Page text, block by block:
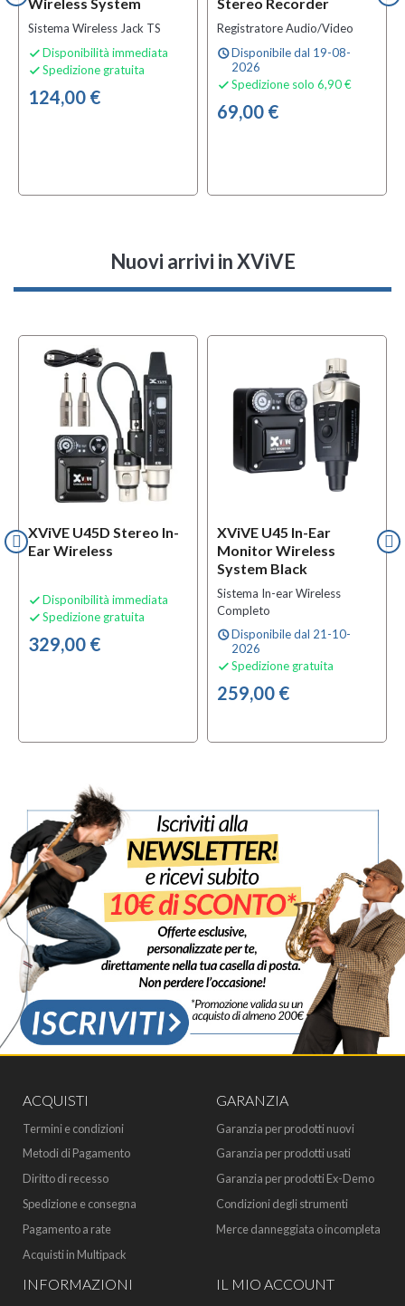
Sistema Wireless Jack TS
 Disponibilità immediata
 Spedizione gratuita
124,00 €
Registratore Audio/Video
scheduleDisponibile dal 19-08-
2026
 Spedizione solo 6,90 €
69,00 €
Nuovi arrivi in XViVE
XViVE U45D Stereo In-
Ear Wireless
 Disponibilità immediata
 Spedizione gratuita
329,00 €
XViVE U45 In-Ear
Monitor Wireless
System Black
Sistema In-ear Wireless
Completo
scheduleDisponibile dal 21-10-
2026
 Spedizione gratuita
259,00 €
ACQUISTI
Termini e condizioni
Metodi di Pagamento
Diritto di recesso
Spedizione e consegna
Pagamento a rate
Acquisti in Multipack
GARANZIA
Garanzia per prodotti nuovi
Garanzia per prodotti usati
Garanzia per prodotti Ex-Demo
Condizioni degli strumenti
Merce danneggiata o incompleta
INFORMAZIONI IL MIO ACCOUNT